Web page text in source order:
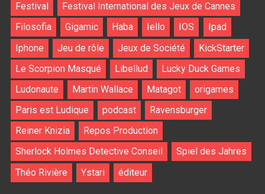
Festival
Festival International des Jeux de Cannes
Filosofia
Gigamic Haba Iello IOS
Ipad
Iphone
Jeu de rôle Jeux de Société
KickStarter
Le Scorpion Masqué
Libellud
Lucky Duck Games
Ludonaute
Martin Wallace Matagot
origames
Paris est Ludique
podcast
Ravensburger
Reiner Knizia
Repos Production
Sherlock Holmes Detective Conseil
Spiel des Jahres
Théo Rivière
Ystari éditeur